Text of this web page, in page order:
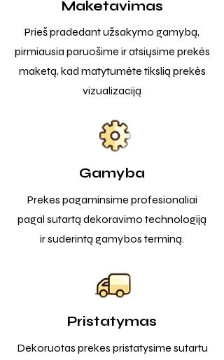
Maketavimas
Prieš pradedant užsakymo gamybą,
pirmiausia paruošime ir atsiųsime prekės
maketą, kad matytumėte tikslią prekės
vizualizaciją
Gamyba
Prekes pagaminsime profesionaliai
pagal sutartą dekoravimo technologiją
ir suderintą gamybos terminą.
Pristatymas
Dekoruotas prekes pristatysime sutartu